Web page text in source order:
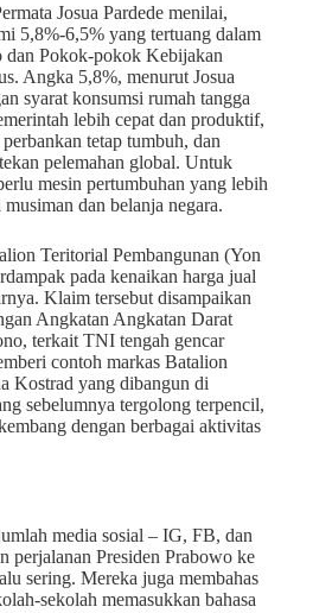
Josua Pardede menilai,
5,8%-6,5% yang tertuang dalam
Pokok-pokok Kebijakan
Angka 5,8%, menurut Josua
syarat konsumsi rumah tangga
lebih cepat dan produktif,
tetap tumbuh, dan
pelemahan global. Untuk
mesin pertumbuhan yang lebih
dan belanja negara.
Teritorial Pembangunan (Yon
pada kenaikan harga jual
Klaim tersebut disampaikan
Angkatan Angkatan Darat
terkait TNI tengah gencar
contoh markas Batalion
Kostrad yang dibangun di
sebelumnya tergolong terpencil,
dengan berbagai aktivitas
media sosial – IG, FB, dan
perjalanan Presiden Prabowo ke
sering. Mereka juga membahas
sekolah memasukkan bahasa